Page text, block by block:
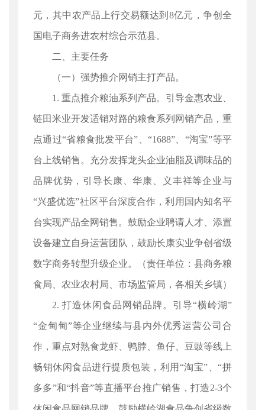
元，其中农产品上行交易额达到8亿元，争创全
国电子商务进农村综合示范县。
二、主要任务
（一）强势推介网销主打产品。
1. 重点推介粮油系列产品。引导金惠农业、
链田米业开发适销对路的粮食系列网销产品，重
点通过“省粮食批发平台”、“1688”、“淘宝”等平
台上线销售。充分发挥龙头企业油脂及调味品的
品牌优势，引导长康、华康、义丰祥等企业与
“兴盛优选”社区平台深度合作，利用国内知名平
台实现产品全网销售。鼓励企业聘请人才、添置
设备建立自身运营团队，鼓励长康实业争创省级
数字商务转型升级企业。（责任单位：县商务粮
食局、农业农村局、市场监管局，各相关乡镇）
2. 打造休闲食品网销品牌。引导“横岭湖”
“金甸甸”等企业继续与县内外优秀运营公司合
作，重点对熟食龙虾、鸭脖、鱼仔、豆豉等线上
畅销休闲食品进行提质包装，利用“淘宝”、“拼
多多”和“抖音”等直播平台推广销售，打造2-3个